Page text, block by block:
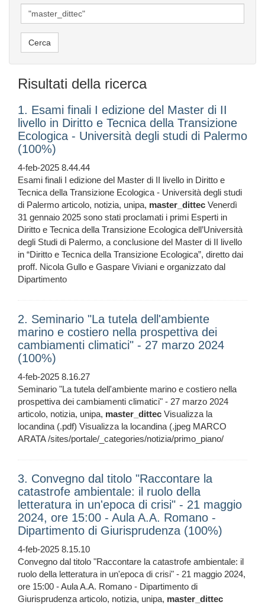
Risultati della ricerca
1. Esami finali I edizione del Master di II
livello in Diritto e Tecnica della Transizione
Ecologica - Università degli studi di Palermo
(100%)
4-feb-2025 8.44.44
Esami finali I edizione del Master di II livello in Diritto e
Tecnica della Transizione Ecologica - Università degli studi
di Palermo articolo, notizia, unipa, master_dittec Venerdì
31 gennaio 2025 sono stati proclamati i primi Esperti in
Diritto e Tecnica della Transizione Ecologica dell’Università
degli Studi di Palermo, a conclusione del Master di II livello
in “Diritto e Tecnica della Transizione Ecologica”, diretto dai
proff. Nicola Gullo e Gaspare Viviani e organizzato dal
Dipartimento
2. Seminario "La tutela dell'ambiente
marino e costiero nella prospettiva dei
cambiamenti climatici" - 27 marzo 2024
(100%)
4-feb-2025 8.16.27
Seminario "La tutela dell'ambiente marino e costiero nella
prospettiva dei cambiamenti climatici" - 27 marzo 2024
articolo, notizia, unipa, master_dittec Visualizza la
locandina (.pdf) Visualizza la locandina (.jpeg MARCO
ARATA /sites/portale/_categories/notizia/primo_piano/
3. Convegno dal titolo "Raccontare la
catastrofe ambientale: il ruolo della
letteratura in un'epoca di crisi" - 21 maggio
2024, ore 15:00 - Aula A.A. Romano -
Dipartimento di Giurisprudenza (100%)
4-feb-2025 8.15.10
Convegno dal titolo "Raccontare la catastrofe ambientale: il
ruolo della letteratura in un'epoca di crisi" - 21 maggio 2024,
ore 15:00 - Aula A.A. Romano - Dipartimento di
Giurisprudenza articolo, notizia, unipa, master_dittec